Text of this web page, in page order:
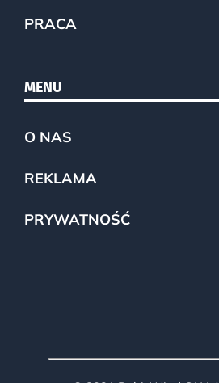
PRACA
MENU
O NAS
REKLAMA
PRYWATNOŚĆ